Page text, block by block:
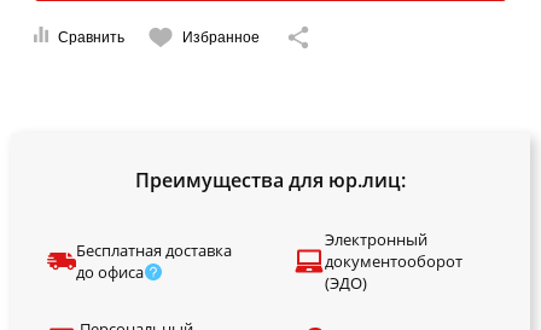
Сравнить Избранное
Преимущества для юр.лиц:
Бесплатная доставка
до офиса
Электронный
документооборот
(ЭДО)